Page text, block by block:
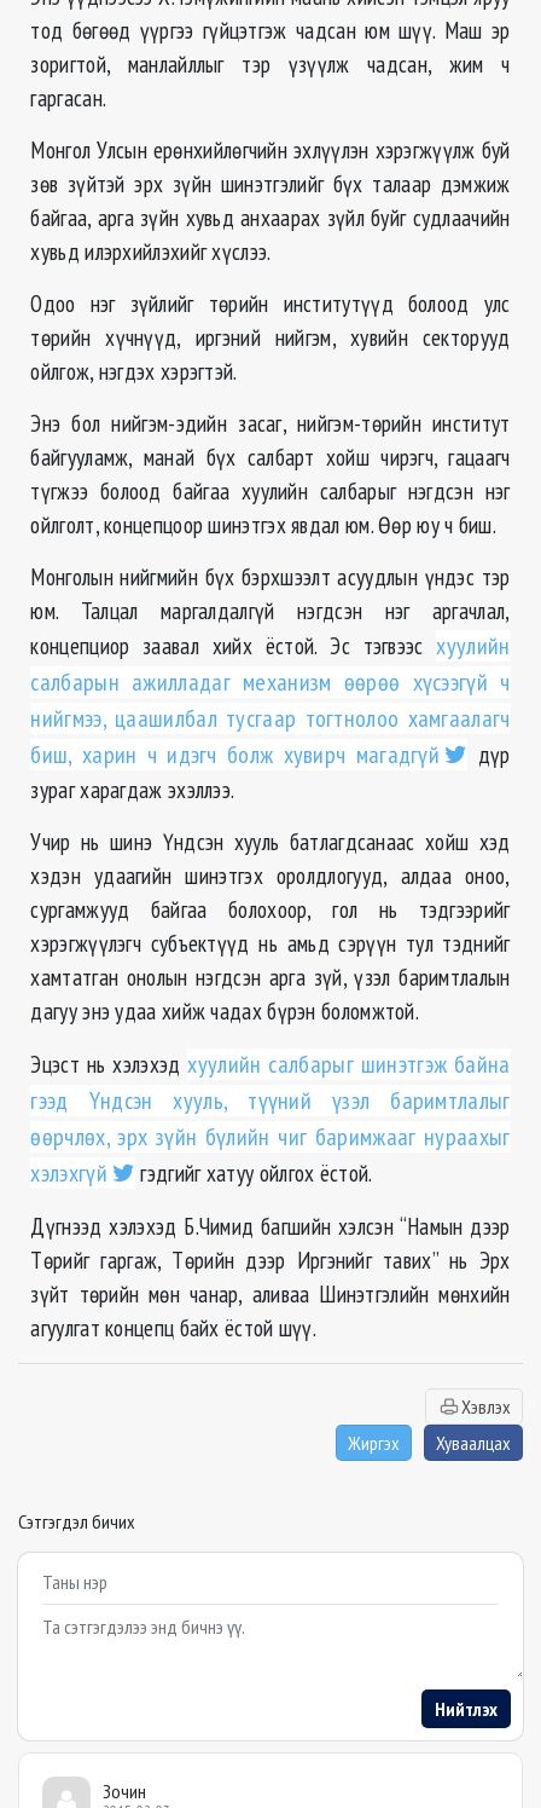
тод бөгөөд үүргээ гүйцэтгэж чадсан юм шүү. Маш эр
зоригтой, манлайллыг тэр үзүүлж чадсан, жим ч
гаргасан.
Монгол Улсын ерөнхийлөгчийн эхлүүлэн хэрэгжүүлж буй
зөв зүйтэй эрх зүйн шинэтгэлийг бүх талаар дэмжиж
байгаа, арга зүйн хувьд анхаарах зүйл буйг судлаачийн
хувьд илэрхийлэхийг хүслээ.
Одоо нэг зүйлийг төрийн институтүүд болоод улс
төрийн хүчнүүд, иргэний нийгэм, хувийн секторууд
ойлгож, нэгдэх хэрэгтэй.
Энэ бол нийгэм-эдийн засаг, нийгэм-төрийн институт
байгууламж, манай бүх салбарт хойш чирэгч, гацаагч
түгжээ болоод байгаа хуулийн салбарыг нэгдсэн нэг
ойлголт, концепцоор шинэтгэх явдал юм. Өөр юу ч биш.
Монголын нийгмийн бүх бэрхшээлт асуудлын үндэс тэр
юм. Талцал маргалдалгүй нэгдсэн нэг аргачлал,
концепциор заавал хийх ёстой. Эс тэгвээсхуулийн
салбарын ажилладаг механизм өөрөө хүсээгүй ч
нийгмээ, цаашилбал тусгаар тогтнолоо хамгаалагч
биш, харин ч идэгч болж хувирч магадгүй
дүр
зураг харагдаж эхэллээ.
Учир нь шинэ Үндсэн хууль батлагдсанаас хойш хэд
хэдэн удаагийн шинэтгэх оролдлогууд, алдаа оноо,
сургамжууд байгаа болохоор, гол нь тэдгээрийг
хэрэгжүүлэгч субъектүүд нь амьд сэрүүн тул тэднийг
хамтатган онолын нэгдсэн арга зүй, үзэл баримтлалын
дагуу энэ удаа хийж чадах бүрэн боломжтой.
Эцэст нь хэлэхэдхуулийн салбарыг шинэтгэж байна
гээд Үндсэн хууль, түүний үзэл баримтлалыг
өөрчлөх, эрх зүйн бүлийн чиг баримжааг нураахыг
хэлэхгүй
гэдгийг хатуу ойлгох ёстой.
Дүгнээд хэлэхэд Б.Чимид багшийн хэлсэн “Намын дээр
Төрийг гаргаж, Төрийн дээр Иргэнийг тавих” нь Эрх
зүйт төрийн мөн чанар, аливаа Шинэтгэлийн мөнхийн
агуулгат концепц байх ёстой шүү.
Хэвлэх
Жиргэх
Хуваалцах
Сэтгэгдэл бичих
Example textarea
Нийтлэх
Зочин